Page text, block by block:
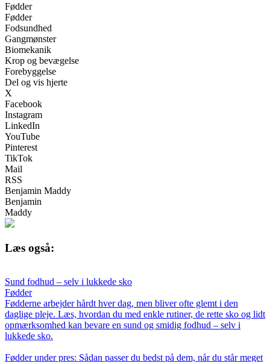
Fødder
Fødder
Fodsundhed
Gangmønster
Biomekanik
Krop og bevægelse
Forebyggelse
Del og vis hjerte
X
Facebook
Instagram
LinkedIn
YouTube
Pinterest
TikTok
Mail
RSS
Benjamin Maddy
Benjamin
Maddy
Læs også:
Sund fodhud – selv i lukkede sko
Fødder
Fødderne arbejder hårdt hver dag, men bliver ofte glemt i den
daglige pleje. Læs, hvordan du med enkle rutiner, de rette sko og lidt
opmærksomhed kan bevare en sund og smidig fodhud – selv i
lukkede sko.
Fødder under pres: Sådan passer du bedst på dem, når du står meget